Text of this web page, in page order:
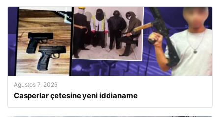
Ağustos 7, 2026
Casperlar çetesine yeni iddianame